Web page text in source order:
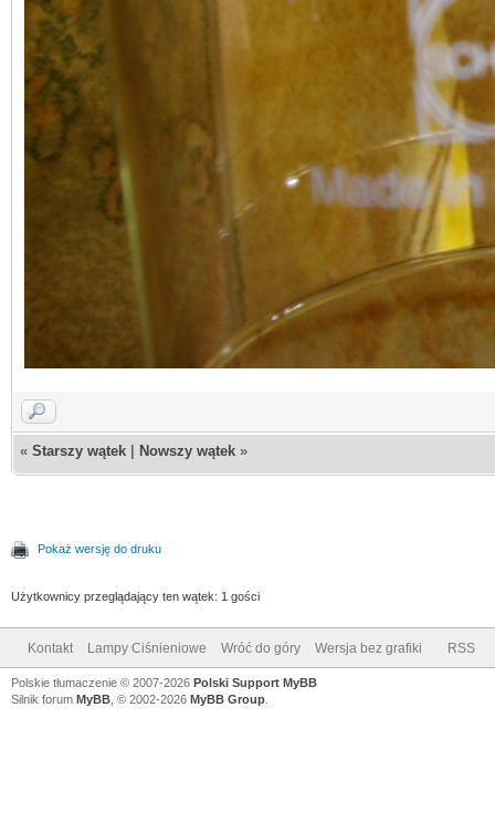
« Starszy wątek Nowszy wątek »
Pokaż wersję do druku
Użytkownicy przeglądający ten wątek: 1 gości
Kontakt Lampy Ciśnieniowe Wróć do góry Wersja bez grafiki RSS
Polskie tłumaczenie © 2007-2026 Polski Support MyBB
Silnik forum MyBB , © 2002-2026 MyBB Group